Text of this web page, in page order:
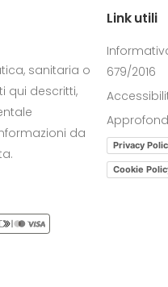
sanitaria o
qui descritti,
da
Link utili
679/2016
Privacy
Cookie